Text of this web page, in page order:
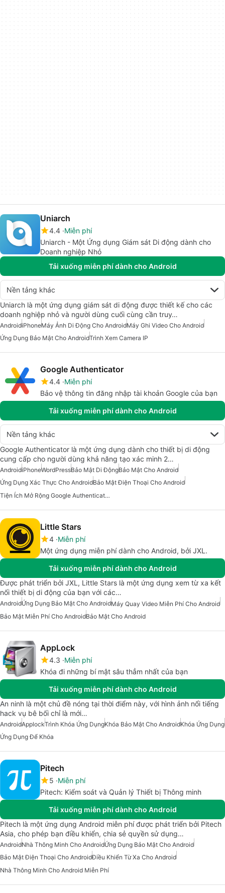
Uniarch
4.4 Miễn phí
Uniarch - Một Ứng dụng Giám sát Di động dành cho
Doanh nghiệp Nhỏ
Tải xuống miễn phí dành cho Android
Nền tảng khác
Uniarch là một ứng dụng giám sát di động được thiết kế cho các
doanh nghiệp nhỏ và người dùng cuối cùng cần truy…
AndroidiPhoneMáy Ảnh Di Động Cho AndroidMáy Ghi Video Cho Android
Ứng Dụng Bảo Mật Cho AndroidTrình Xem Camera IP
Google Authenticator
4.4 Miễn phí
Bảo vệ thông tin đăng nhập tài khoản Google của bạn
Tải xuống miễn phí dành cho Android
Nền tảng khác
Google Authenticator là một ứng dụng dành cho thiết bị di động
cung cấp cho người dùng khả năng tạo xác minh 2…
AndroidiPhoneWordPressBảo Mật Di ĐộngBảo Mật Cho Android
Ứng Dụng Xác Thực Cho AndroidBảo Mật Điện Thoại Cho Android
Tiện Ích Mở Rộng Google Authenticator Cho Android
Little Stars
4 Miễn phí
Một ứng dụng miễn phí dành cho Android, bởi JXL.
Tải xuống miễn phí dành cho Android
Được phát triển bởi JXL, Little Stars là một ứng dụng xem từ xa kết
nối thiết bị di động của bạn với các…
AndroidỨng Dụng Bảo Mật Cho AndroidMáy Quay Video Miễn Phí Cho Android
Bảo Mật Miễn Phí Cho AndroidBảo Mật Cho Android
AppLock
4.3 Miễn phí
Khóa đi những bí mật sâu thẳm nhất của bạn
Tải xuống miễn phí dành cho Android
An ninh là một chủ đề nóng tại thời điểm này, với hình ảnh nổi tiếng
hack vụ bê bối chỉ là mới…
AndroidApplockTrình Khóa Ứng DụngKhóa Bảo Mật Cho AndroidKhóa Ứng Dụng
Ứng Dụng Để Khóa
Pitech
5 Miễn phí
Pitech: Kiểm soát và Quản lý Thiết bị Thông minh
Tải xuống miễn phí dành cho Android
Pitech là một ứng dụng Android miễn phí được phát triển bởi Pitech
Asia, cho phép bạn điều khiển, chia sẻ quyền sử dụng…
AndroidNhà Thông Minh Cho AndroidỨng Dụng Bảo Mật Cho Android
Bảo Mật Điện Thoại Cho AndroidĐiều Khiển Từ Xa Cho Android
Nhà Thông Minh Cho Android Miễn Phí